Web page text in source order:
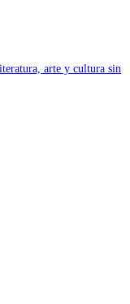
arte y cultura sin